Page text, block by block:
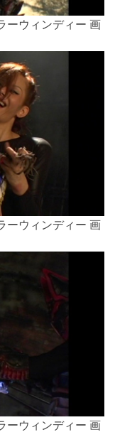
ーウィンディー 画
ーウィンディー 画
ーウィンディー 画